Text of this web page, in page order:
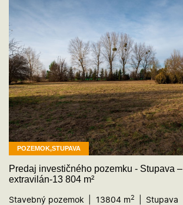
POZEMOK,STUPAVA
Predaj investičného pozemku - Stupava –
extravilán-13 804 m²
Stavebný pozemok
13804 m2 Stupava